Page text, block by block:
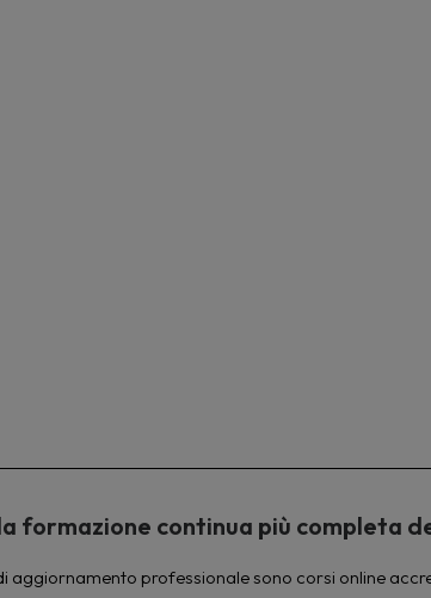
continua più completa
professionale sono corsi online